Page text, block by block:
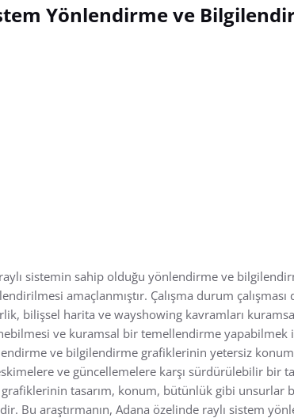
Yönlendirme ve
sistemin sahip olduğu yönlendirme ve
amaçlanmıştır. Çalışma durum
bilişsel harita ve wayshowing kavramları
ve kuramsal bir temellendirme yapabilmek
ve bilgilendirme grafiklerinin yetersiz
ve güncellemelere karşı sürdürülebilir bir
tasarım, konum, bütünlük gibi unsurlar
Bu araştırmanın, Adana özelinde raylı sistem